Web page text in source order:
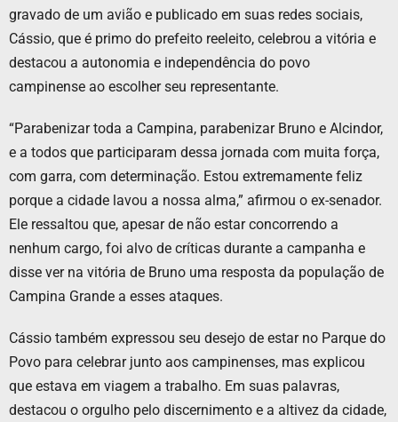
gravado de um avião e publicado em suas redes sociais,
Cássio, que é primo do prefeito reeleito, celebrou a vitória e
destacou a autonomia e independência do povo
campinense ao escolher seu representante.
“Parabenizar toda a Campina, parabenizar Bruno e Alcindor,
e a todos que participaram dessa jornada com muita força,
com garra, com determinação. Estou extremamente feliz
porque a cidade lavou a nossa alma,” afirmou o ex-senador.
Ele ressaltou que, apesar de não estar concorrendo a
nenhum cargo, foi alvo de críticas durante a campanha e
disse ver na vitória de Bruno uma resposta da população de
Campina Grande a esses ataques.
Cássio também expressou seu desejo de estar no Parque do
Povo para celebrar junto aos campinenses, mas explicou
que estava em viagem a trabalho. Em suas palavras,
destacou o orgulho pelo discernimento e a altivez da cidade,